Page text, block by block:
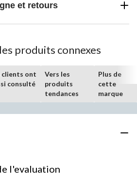
et retours
produits connexes
clients ont
consulté
Vers les
produits
tendances
Plus de
cette
marque
l'evaluation